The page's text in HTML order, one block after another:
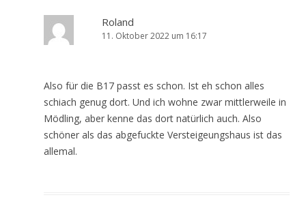
Roland
11. Oktober 2022 um 16:17
Also für die B17 passt es schon. Ist eh schon alles
schiach genug dort. Und ich wohne zwar mittlerweile in
Mödling, aber kenne das dort natürlich auch. Also
schöner als das abgefuckte Versteigeungshaus ist das
allemal.